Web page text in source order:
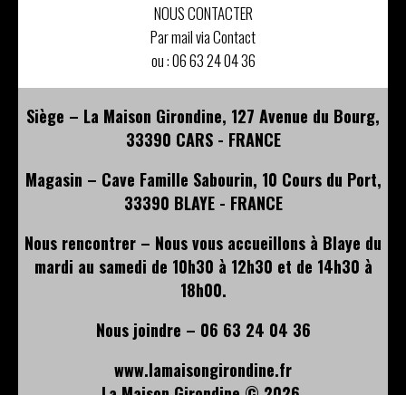
NOUS CONTACTER
Par mail via Contact
ou :06 63 24 04 36
Siège – La Maison Girondine, 127 Avenue du Bourg,
33390 CARS - FRANCE
Magasin – Cave Famille Sabourin, 10 Cours du Port,
33390 BLAYE - FRANCE
Nous rencontrer – Nous vous accueillons à Blaye du
mardi au samedi de 10h30 à 12h30 et de 14h30 à
18h00.
Nous joindre – 06 63 24 04 36
www.lamaisongirondine.fr